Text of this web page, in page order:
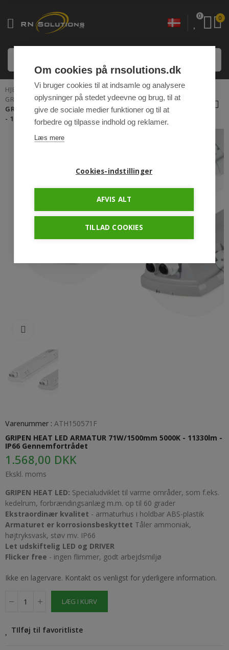
0 0
HJEM
LED ARMATURER TIL FAST INSTALLATION
GRIPEN FREES & HEAT LED
GRIPEN HEAT LED ARMATUR 71W/1500MM 5000K
- 11330LM - IP66 GENNEMFORTRÅDET
Varenummer : ATH150571F
GRIPEN HEAT LED ARMATUR 71W/1500mm 5000K - 11330lm -
IP66 Gennemfortrådet
1.568,00 DKK
Ekskl. moms
GRIPEN HEAT LED: Specialudviklet til varme områder, som f.eks.
kedelrum, forbrændingsanlæg m.m. op til 60 grader
Ekstraordinær kvalitet - armaturhus i holdbar ABS-plastik
Armaturet er korrosionsbeskyttet Tåler ammoniak,
højtryksvask, støv mv. IP66
Let udskiftelig LED og DRIVER
Flicker free - ingen flimmer, godt arbejdsmiljø
Ikke en lagervare. Kontakt os venligst for yderligere information.
LÆG I KURV
TIlføj til favoritliste
Om cookies på rnsolutions.dk
Vi bruger cookies til at indsamle og analysere
oplysninger på stedet ydeevne og brug, til at
give de sociale medier funktioner og til at
forbedre og tilpasse indhold og reklamer.
Læs mere
Cookies-indstillinger
AFVIS ALT
TILLAD COOKIES